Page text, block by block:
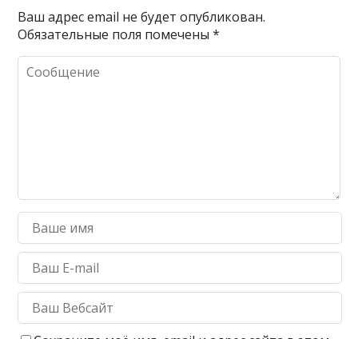
Ваш адрес email не будет опубликован.
Обязательные поля помечены*